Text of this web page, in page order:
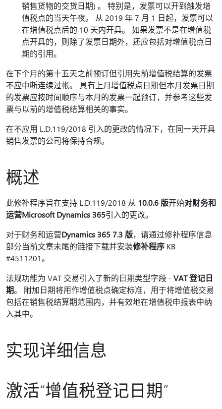
销售货物的交货日期) 。 特别是，发票可以开到触发增
值税点的当天午夜。 从 2019 年 7 月 1 日起，发票可以
在增值税点后的 10 天内开具。 如果发票不是在增值税
点开具的，则除了发票日期外，还应包括对增值税点日
期的引用。
在下个月的第十五天之前预订但引用先前增值税结算的发票
不应中断连续过帐。 具有上月增值税点日期但本月发票日期
的发票应按时间顺序与本月的发票一起预订，并参考这些发
票与以前的增值税结算相关的事实。
在不应用 L.D.119/2018 引入的更改的情况下，在同一天开具
销售发票的公司将保持合规。
概述
此修补程序旨在支持 L.D.119/2018 从 10.0.6 版开始对财务和
运营Microsoft Dynamics 365引入的更改。
对于财务和运营Dynamics 365 7.3 版，请通过修补程序信息
部分当前文章末尾的链接下载并安装修补程序 KB
#4511201。
法规功能为 VAT 交易引入了新的日期类型字段 -VAT 登记日
期。 附加日期将用作增值税点确定标准，用于将增值税交易
包括在销售税结算期范围内，并有效地在增值税申报表中纳
入其中。
实现详细信息
激活“增值税登记日期”